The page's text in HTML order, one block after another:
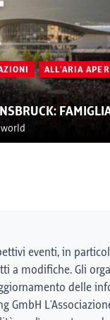
ALL'ARIA
eventi, in
a modifiche. Gli
delle
GmbH